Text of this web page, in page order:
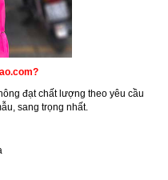
đạt chất lượng theo yêu cầu
sang trọng nhất.